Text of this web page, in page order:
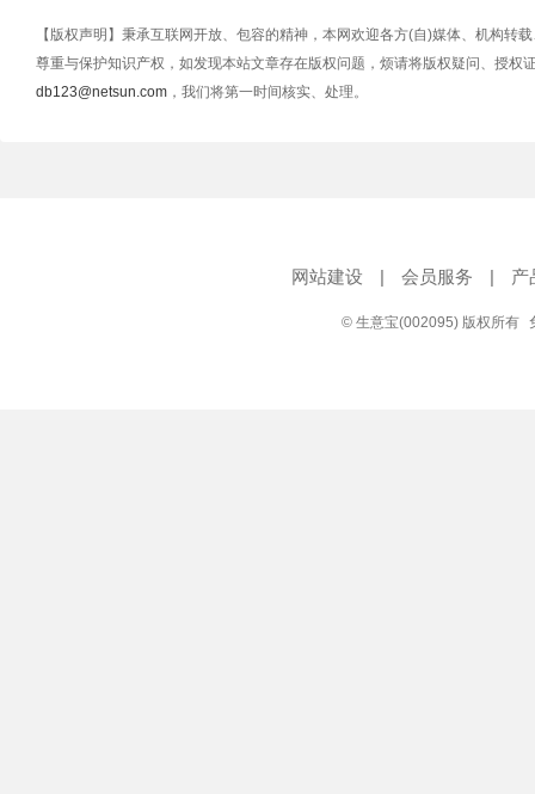
【版权声明】秉承互联网开放、包容的精神，本网欢迎各方(自)媒体、机构转
尊重与保护知识产权，如发现本站文章存在版权问题，烦请将版权疑问、授权
db123@netsun.com ，我们将第一时间核实、处理。
网站建设 | 会员服务 | 产
© 生意宝(002095) 版权所有